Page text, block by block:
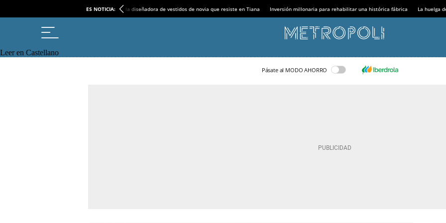
ES NOTICIA: la diseñadora de vestidos de novia que resiste en Tiana Inversión millonaria para rehabilitar una histórica fábrica La huelga
Leer en Castellano
Pásate al MODO AHORRO